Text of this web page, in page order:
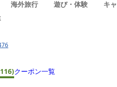
海外旅行 遊び・体験 キ
クーポン一覧